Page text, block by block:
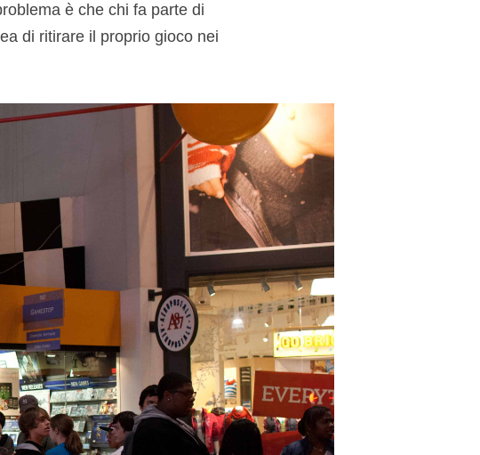
è che chi fa parte di
di ritirare il proprio gioco nei